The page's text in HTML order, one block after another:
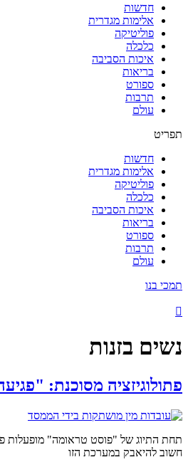
חדשות
אלימות מגדרית
פוליטיקה
כלכלה
איכות הסביבה
בריאות
ספורט
תרבות
עולם
תפריט
חדשות
אלימות מגדרית
פוליטיקה
כלכלה
איכות הסביבה
בריאות
ספורט
תרבות
עולם
תמכי בנו
נשים בזנות
פתולוגיזציה מסוכנת:
תחת התיוג של "פוסט טראומה" מופעלות
חשוב להיאבק במערכת הזו